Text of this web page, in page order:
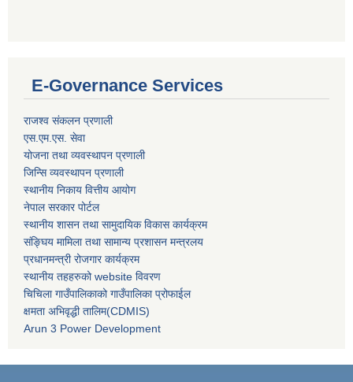
E-Governance Services
राजश्व संकलन प्रणाली
एस.एम.एस. सेवा
योजना तथा व्यवस्थापन प्रणाली
जिन्सि व्यवस्थापन प्रणाली
स्थानीय निकाय वित्तीय आयोग
नेपाल सरकार पोर्टल
स्थानीय शासन तथा सामुदायिक विकास कार्यक्रम
संङ्घिय मामिला तथा सामान्य प्रशासन मन्त्रलय
प्रधानमन्त्री रोजगार कार्यक्रम
स्थानीय तहहरुको website विवरण
चिचिला गाउँपालिकाको गाउँपालिका प्रोफाईल
क्षमता अभिवृद्धी तालिम(CDMIS)
Arun 3 Power Development